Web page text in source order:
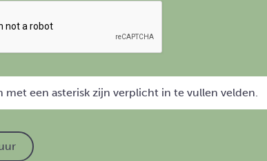
met een asterisk zijn verplicht in te vullen velden.